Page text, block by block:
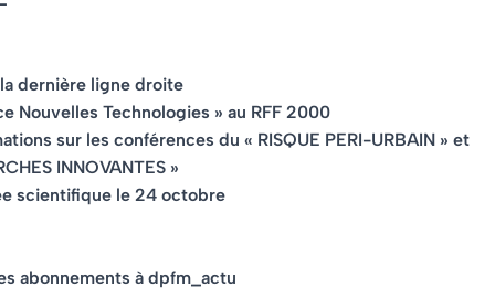
dernière ligne droite
Nouvelles Technologies » au RFF 2000
sur les conférences du « RISQUE PERI-URBAIN » et
INNOVANTES »
scientifique le 24 octobre
abonnements à dpfm_actu